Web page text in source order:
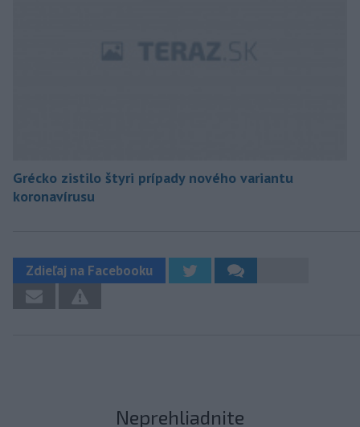
Grécko zistilo štyri prípady nového variantu
koronavírusu
Zdieľaj na Facebooku
Neprehliadnite